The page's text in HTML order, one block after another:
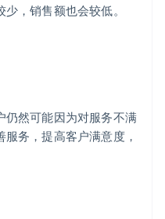
，销售额也会较低。
仍然可能因为对服务不满
务，提高客户满意度，